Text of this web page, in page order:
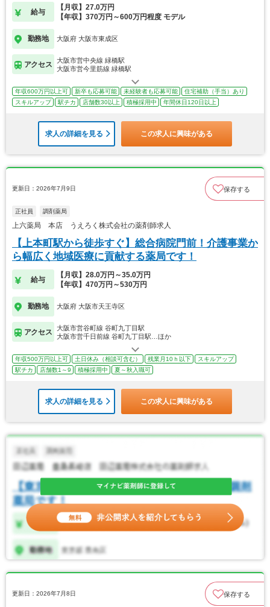
給与
【月収】27.0万円
【年収】370万円～600万円程度 モデル
勤務地 大阪府 大阪市東成区
アクセス
大阪市営中央線 緑橋駅
大阪市営今里筋線 緑橋駅
年収600万円以上可 新卒も応募可能 未経験者も応募可能
住宅補助（手当）あり
スキルアップ
駅チカ 店舗数30以上 積極採用中 年間休日120日以上
求人の詳細を見る この求人に興味がある
更新日：2026年7月9日 保存する
正社員 調剤薬局
上六薬局 本店 うえろく株式会社の薬剤師求人
【上本町駅から徒歩すぐ】総合病院門前！介護事業か
ら幅広く地域医療に貢献する薬局です！
給与
【月収】28.0万円～35.0万円
【年収】470万円～530万円
勤務地 大阪府 大阪市天王寺区
アクセス
大阪市営谷町線 谷町九丁目駅
大阪市営千日前線 谷町九丁目駅…ほか
年収500万円以上可 土日休み（相談可含む） 残業月10ｈ以下
スキルアップ
駅チカ
店舗数1～9 積極採用中 夏～秋入職可
求人の詳細を見る この求人に興味がある
更新日：2026年7月8日 保存する